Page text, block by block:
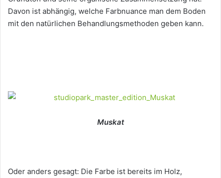
Davon ist abhängig, welche Farbnuance man dem Boden
mit den natürlichen Behandlungsmethoden geben kann.
Muskat
Oder anders gesagt: Die Farbe ist bereits im Holz,